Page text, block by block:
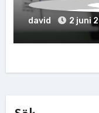
david 2 juni